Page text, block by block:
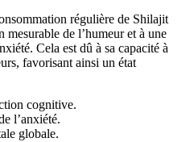
régulière de Shilajit
mesurable de l’humeur et à une
Cela est dû à sa capacité à
favorisant ainsi un état
cognitive.
l’anxiété.
globale.